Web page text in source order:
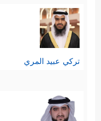
تركي عبيد المري